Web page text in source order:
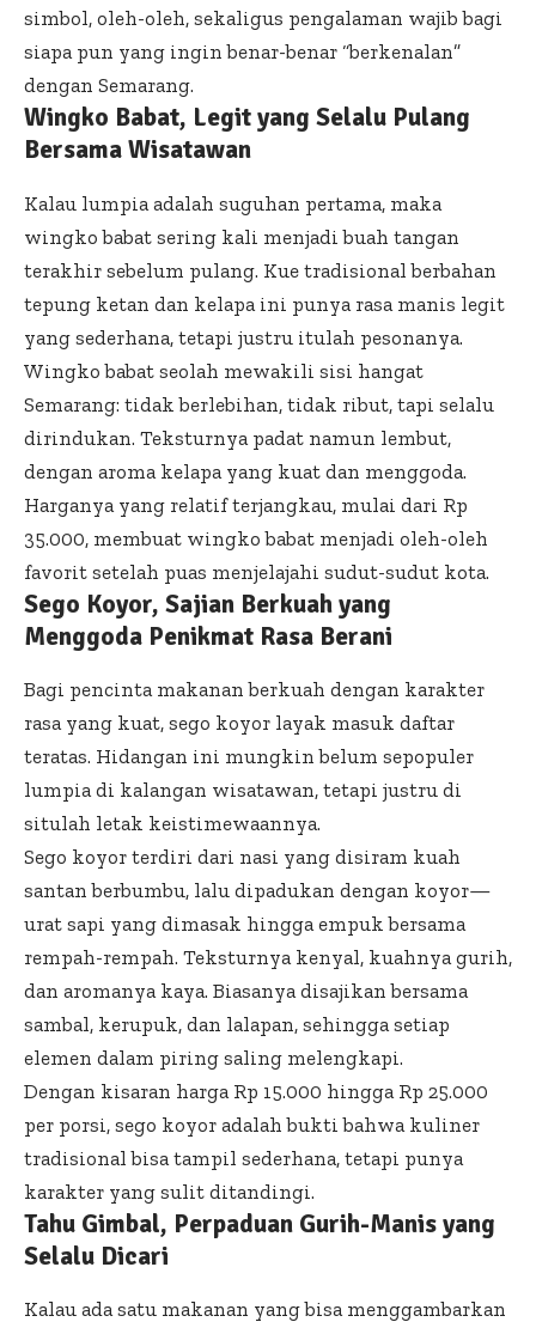
simbol, oleh-oleh, sekaligus pengalaman wajib bagi
siapa pun yang ingin benar-benar “berkenalan”
dengan Semarang.
Wingko Babat, Legit yang Selalu Pulang
Bersama Wisatawan
Kalau lumpia adalah suguhan pertama, maka
wingko babat sering kali menjadi buah tangan
terakhir sebelum pulang. Kue tradisional berbahan
tepung ketan dan kelapa ini punya rasa manis legit
yang sederhana, tetapi justru itulah pesonanya.
Wingko babat seolah mewakili sisi hangat
Semarang: tidak berlebihan, tidak ribut, tapi selalu
dirindukan. Teksturnya padat namun lembut,
dengan aroma kelapa yang kuat dan menggoda.
Harganya yang relatif terjangkau, mulai dari Rp
35.000, membuat wingko babat menjadi oleh-oleh
favorit setelah puas menjelajahi sudut-sudut kota.
Sego Koyor, Sajian Berkuah yang
Menggoda Penikmat Rasa Berani
Bagi pencinta makanan berkuah dengan karakter
rasa yang kuat, sego koyor layak masuk daftar
teratas. Hidangan ini mungkin belum sepopuler
lumpia di kalangan wisatawan, tetapi justru di
situlah letak keistimewaannya.
Sego koyor terdiri dari nasi yang disiram kuah
santan berbumbu, lalu dipadukan dengan koyor—
urat sapi yang dimasak hingga empuk bersama
rempah-rempah. Teksturnya kenyal, kuahnya gurih,
dan aromanya kaya. Biasanya disajikan bersama
sambal, kerupuk, dan lalapan, sehingga setiap
elemen dalam piring saling melengkapi.
Dengan kisaran harga Rp 15.000 hingga Rp 25.000
per porsi, sego koyor adalah bukti bahwa kuliner
tradisional bisa tampil sederhana, tetapi punya
karakter yang sulit ditandingi.
Tahu Gimbal, Perpaduan Gurih-Manis yang
Selalu Dicari
Kalau ada satu makanan yang bisa menggambarkan